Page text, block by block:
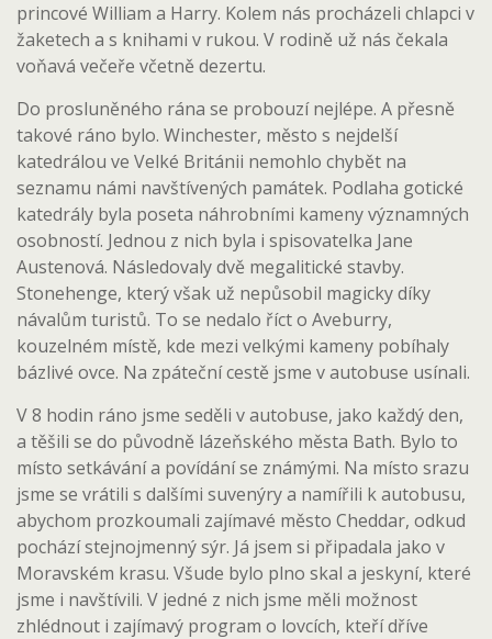
princové William a Harry. Kolem nás procházeli chlapci v
žaketech a s knihami v rukou. V rodině už nás čekala
voňavá večeře včetně dezertu.
Do prosluněného rána se probouzí nejlépe. A přesně
takové ráno bylo. Winchester, město s nejdelší
katedrálou ve Velké Británii nemohlo chybět na
seznamu námi navštívených památek. Podlaha gotické
katedrály byla poseta náhrobními kameny významných
osobností. Jednou z nich byla i spisovatelka Jane
Austenová. Následovaly dvě megalitické stavby.
Stonehenge, který však už nepůsobil magicky díky
návalům turistů. To se nedalo říct o Aveburry,
kouzelném místě, kde mezi velkými kameny pobíhaly
bázlivé ovce. Na zpáteční cestě jsme v autobuse usínali.
V 8 hodin ráno jsme seděli v autobuse, jako každý den,
a těšili se do původně lázeňského města Bath. Bylo to
místo setkávání a povídání se známými. Na místo srazu
jsme se vrátili s dalšími suvenýry a namířili k autobusu,
abychom prozkoumali zajímavé město Cheddar, odkud
pochází stejnojmenný sýr. Já jsem si připadala jako v
Moravském krasu. Všude bylo plno skal a jeskyní, které
jsme i navštívili. V jedné z nich jsme měli možnost
zhlédnout i zajímavý program o lovcích, kteří dříve